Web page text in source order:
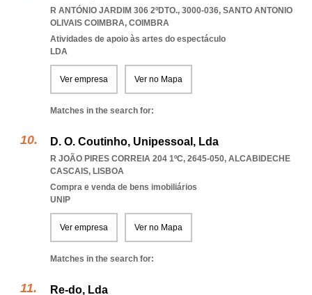
R ANTÓNIO JARDIM 306 2ºDTO., 3000-036, SANTO ANTONIO
OLIVAIS COIMBRA, COIMBRA
Atividades de apoio às artes do espectáculo
LDA
Ver empresa Ver no Mapa
Matches in the search for:
D. O. Coutinho, Unipessoal, Lda
R JOÃO PIRES CORREIA 204 1ºC, 2645-050, ALCABIDECHE
CASCAIS, LISBOA
Compra e venda de bens imobiliários
UNIP
Ver empresa Ver no Mapa
Matches in the search for:
Re-do, Lda